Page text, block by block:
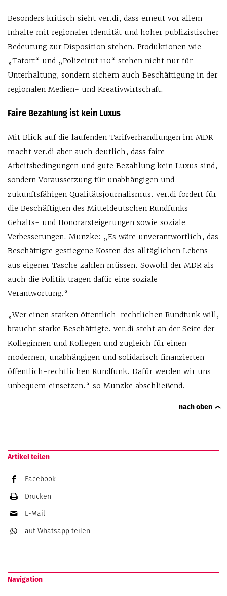
Besonders kritisch sieht ver.di, dass erneut vor allem
Inhalte mit regionaler Identität und hoher publizistischer
Bedeutung zur Disposition stehen. Produktionen wie
„Tatort“ und „Polizeiruf 110“ stehen nicht nur für
Unterhaltung, sondern sichern auch Beschäftigung in der
regionalen Medien- und Kreativwirtschaft.
Faire Bezahlung ist kein Luxus
Mit Blick auf die laufenden Tarifverhandlungen im MDR
macht ver.di aber auch deutlich, dass faire
Arbeitsbedingungen und gute Bezahlung kein Luxus sind,
sondern Voraussetzung für unabhängigen und
zukunftsfähigen Qualitätsjournalismus. ver.di fordert für
die Beschäftigten des Mitteldeutschen Rundfunks
Gehalts- und Honorarsteigerungen sowie soziale
Verbesserungen. Munzke: „Es wäre unverantwortlich, das
Beschäftigte gestiegene Kosten des alltäglichen Lebens
aus eigener Tasche zahlen müssen. Sowohl der MDR als
auch die Politik tragen dafür eine soziale
Verantwortung.“
„Wer einen starken öffentlich-rechtlichen Rundfunk will,
braucht starke Beschäftigte. ver.di steht an der Seite der
Kolleginnen und Kollegen und zugleich für einen
modernen, unabhängigen und solidarisch finanzierten
öffentlich-rechtlichen Rundfunk. Dafür werden wir uns
unbequem einsetzen.“ so Munzke abschließend.
nach oben
Artikel teilen
Facebook
Drucken
E-Mail
auf Whatsapp teilen
Navigation